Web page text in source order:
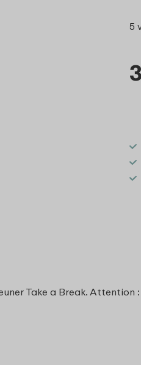
5
3
Take a Break.